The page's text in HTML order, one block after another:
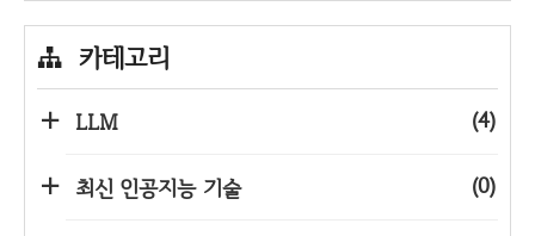
카테고리
LLM (4)
최신 인공지능 기술 (0)